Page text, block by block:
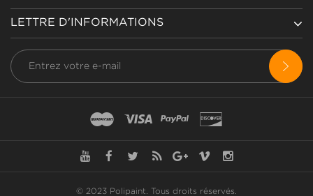
LETTRE D'INFORMATIONS
© 2023 Polipaint. Tous droits réservés.